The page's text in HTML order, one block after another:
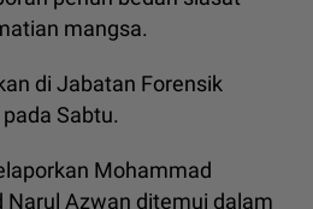
mangsa.
di Jabatan Forensik
Sabtu.
Mohammad
Narul Azwan ditemui dalam